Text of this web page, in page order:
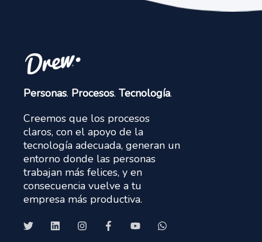
Personas. Procesos. Tecnología.
Creemos que los procesos
claros, con el apoyo de la
tecnología adecuada, generan un
entorno donde las personas
trabajan más felices, y en
consecuencia vuelve a tu
empresa más productiva.